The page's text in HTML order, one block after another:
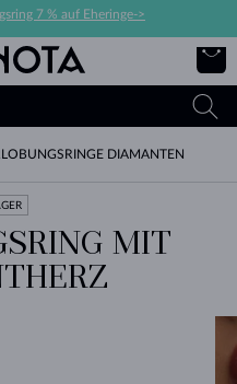
7 % auf Eheringe->
DIAMANTEN
MIT